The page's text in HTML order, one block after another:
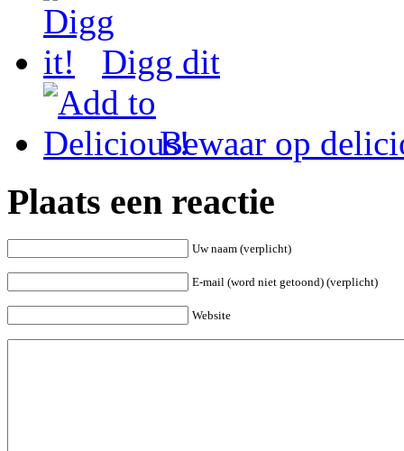
Digg dit
Bewaar op
Plaats een reactie
Uw naam (verplicht)
E-mail (word niet getoond) (verplicht)
Website